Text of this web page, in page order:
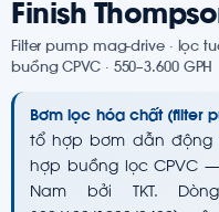
Finish
Filter pump mag-drive · lọc
buồng CPVC · 550–3.600 GPH
Bơm lọc hóa chất (filter
tổ hợp bơm dẫn động
hợp buồng lọc CPVC
Nam bởi TKT.